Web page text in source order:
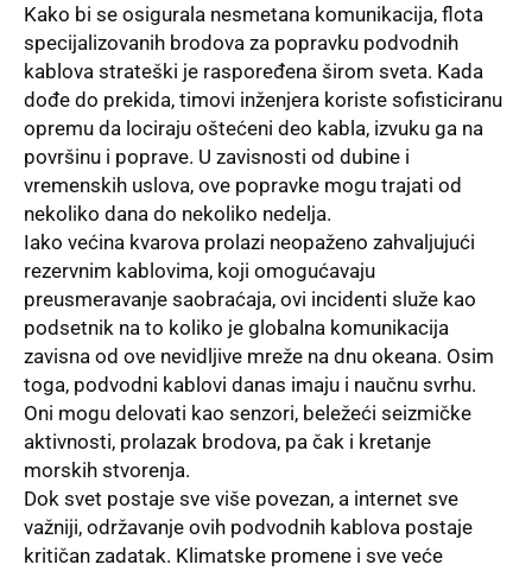
Kako bi se osigurala nesmetana komunikacija, flota
specijalizovanih brodova za popravku podvodnih
kablova strateški je raspoređena širom sveta. Kada
dođe do prekida, timovi inženjera koriste sofisticiranu
opremu da lociraju oštećeni deo kabla, izvuku ga na
površinu i poprave. U zavisnosti od dubine i
vremenskih uslova, ove popravke mogu trajati od
nekoliko dana do nekoliko nedelja.
Iako većina kvarova prolazi neopaženo zahvaljujući
rezervnim kablovima, koji omogućavaju
preusmeravanje saobraćaja, ovi incidenti služe kao
podsetnik na to koliko je globalna komunikacija
zavisna od ove nevidljive mreže na dnu okeana. Osim
toga, podvodni kablovi danas imaju i naučnu svrhu.
Oni mogu delovati kao senzori, beležeći seizmičke
aktivnosti, prolazak brodova, pa čak i kretanje
morskih stvorenja.
Dok svet postaje sve više povezan, a internet sve
važniji, održavanje ovih podvodnih kablova postaje
kritičan zadatak. Klimatske promene i sve veće